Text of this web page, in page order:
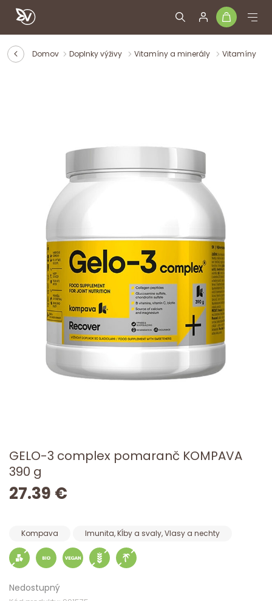
Domov Doplnky výživy Vitamíny a minerály Vitamíny
GELO-3 complex pomaranč KOMPAVA
390 g
27.39 €
Kompava Imunita, Kĺby a svaly, Vlasy a nechty
Nedostupný